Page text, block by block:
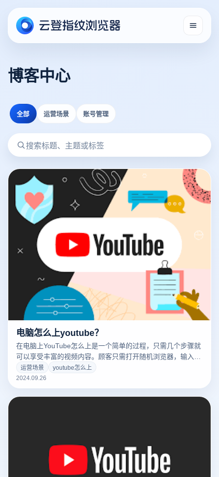
博客中心
全部 运营场景 账号管理
电脑怎么上youtube？
在电脑上YouTube怎么上是一个简单的过程，只需几个步骤就
可以享受丰富的视频内容。顾客只需打开随机浏览器，输入
www.youtube.com，您可以访问平台。在此基础上，客户可以
创建或登录账户，订阅频道，上传视频，发布帖子，并与其他
用户互动。此外，YouTube还提供了多种搜索和推荐功能，让
用户很容易找到感兴趣的视频。YouTube为用户提供了一个方
运营场景
youtube怎么上
2024.09.26